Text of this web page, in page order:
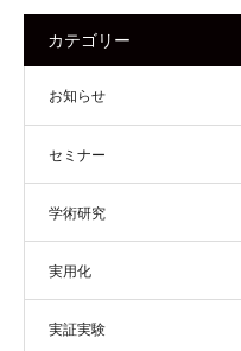
カテゴリー
お知らせ
セミナー
学術研究
実用化
実証実験